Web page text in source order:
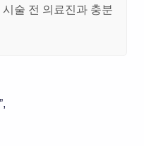
술 전 의료진과 충분